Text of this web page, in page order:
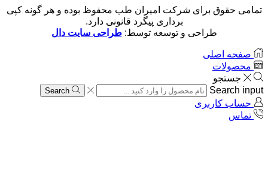
تمامی حقوق برای شرکت امیران طب محفوظ بوده و هر گونه کپی
برداری پیگرد قانونی دارد.
طراحی و توسعه توسط:طراحی سایت دال
صفحه اصلی
محصولات
جستجو
Search input
Search
حساب کاربری
تماس